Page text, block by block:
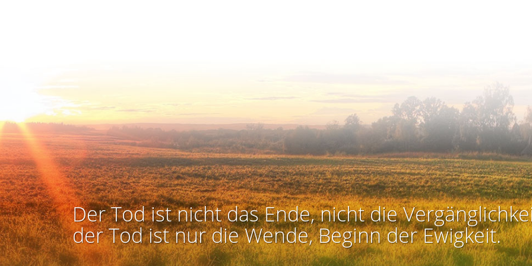
Der Tod ist nicht das Ende, nicht die
der Tod ist nur die Wende, Beginn der Ewigkeit.